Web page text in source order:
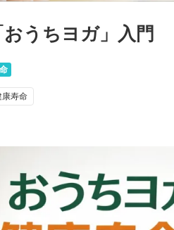
うちヨガ」入門
康寿命